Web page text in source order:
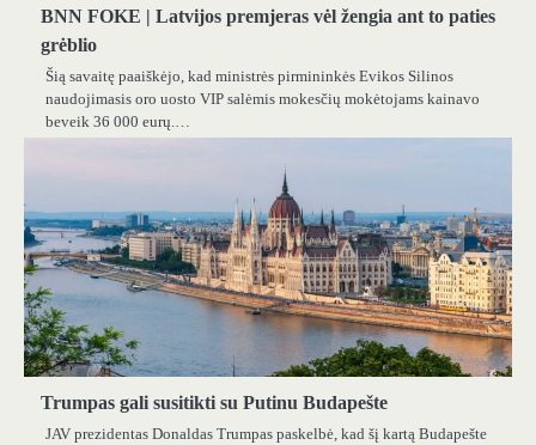
BNN FOKE | Latvijos premjeras vėl žengia ant to paties
grėblio
Šią savaitę paaiškėjo, kad ministrės pirmininkės Evikos Silinos
naudojimasis oro uosto VIP salėmis mokesčių mokėtojams kainavo
beveik 36 000 eurų.…
Trumpas gali susitikti su Putinu Budapešte
JAV prezidentas Donaldas Trumpas paskelbė, kad šį kartą Budapešte